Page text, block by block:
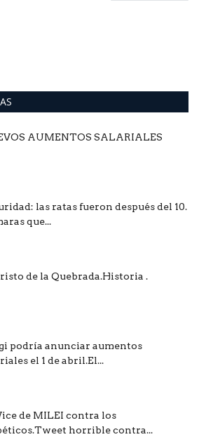
AUMENTOS SALARIALES
las ratas fueron después del 10.
que...
de la Quebrada.Historia .
podría anunciar aumentos
el 1 de abril.El...
de MILEI contra los
horrible contra...